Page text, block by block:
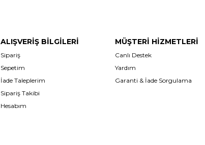
ALIŞVERİŞ BİLGİLERİ
Sipariş
Sepetim
İade Taleplerim
Sipariş Takibi
Hesabım
MÜŞTERİ HİZMETLERİ
Canlı Destek
Yardım
Garanti & İade Sorgulama